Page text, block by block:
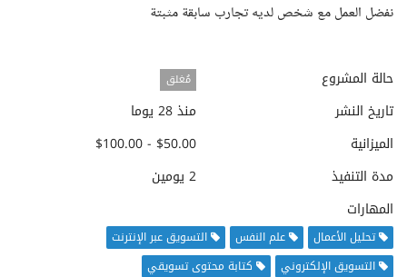
نفضل العمل مع شخص لديه تجارب سابقة مثبتة
حالة المشروع مُغلق
تاريخ النشر
منذ 28 يوما
الميزانية
$50.00 - $100.00
مدة التنفيذ
2 يومين
المهارات
تحليل الأعمال علم النفس
التسويق عبر الإنترنت
التسويق الإلكتروني
كتابة محتوى تسويقي